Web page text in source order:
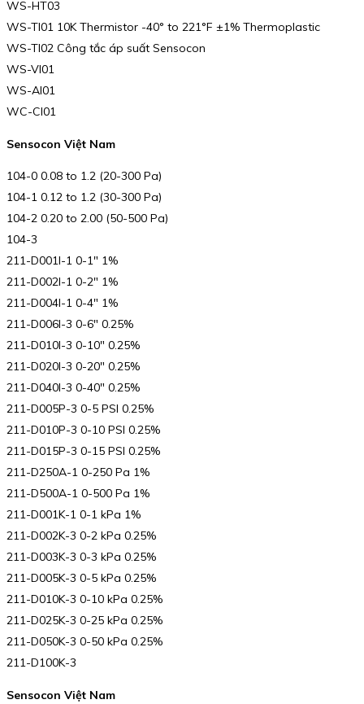
WS-HT03
WS-TI01 10K Thermistor -40° to 221°F ±1% Thermoplastic
WS-TI02 Công tắc áp suất Sensocon
WS-VI01
WS-AI01
WC-CI01
Sensocon Việt Nam
104-0 0.08 to 1.2 (20-300 Pa)
104-1 0.12 to 1.2 (30-300 Pa)
104-2 0.20 to 2.00 (50-500 Pa)
104-3
211-D001I-1 0-1″ 1%
211-D002I-1 0-2″ 1%
211-D004I-1 0-4″ 1%
211-D006I-3 0-6″ 0.25%
211-D010I-3 0-10″ 0.25%
211-D020I-3 0-20″ 0.25%
211-D040I-3 0-40″ 0.25%
211-D005P-3 0-5 PSI 0.25%
211-D010P-3 0-10 PSI 0.25%
211-D015P-3 0-15 PSI 0.25%
211-D250A-1 0-250 Pa 1%
211-D500A-1 0-500 Pa 1%
211-D001K-1 0-1 kPa 1%
211-D002K-3 0-2 kPa 0.25%
211-D003K-3 0-3 kPa 0.25%
211-D005K-3 0-5 kPa 0.25%
211-D010K-3 0-10 kPa 0.25%
211-D025K-3 0-25 kPa 0.25%
211-D050K-3 0-50 kPa 0.25%
211-D100K-3
Sensocon Việt Nam